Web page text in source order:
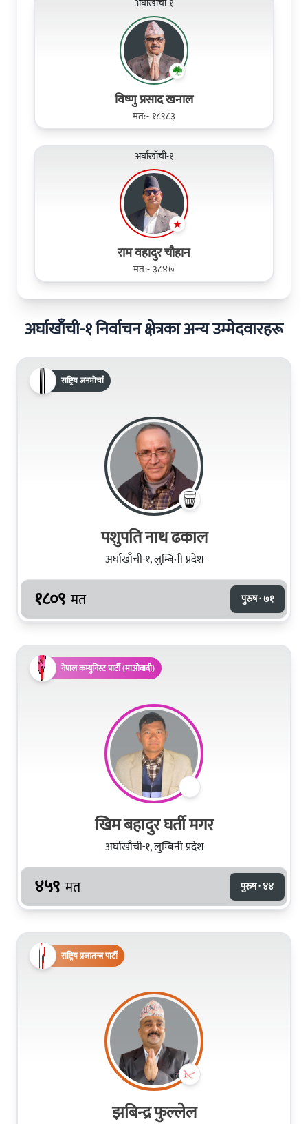
विष्णु प्रसाद खनाल
मत:- १८९८३
अर्घाखाँची-१
राम वहादुर चौहान
मत:- ३८४७
अर्घाखाँची-१ निर्वाचन क्षेत्रका अन्य उम्मेदवारहरू
राष्ट्रिय जनमोर्चा
पशुपति नाथ ढकाल
अर्घाखाँची-१, लुम्बिनी प्रदेश
१८०९ मत पुरुष · ७१
नेपाल कम्युनिस्ट पार्टी (माओवादी)
खिम बहादुर घर्ती मगर
अर्घाखाँची-१, लुम्बिनी प्रदेश
४५९ मत पुरुष · ४४
राष्ट्रिय प्रजातन्त्र पार्टी
झबिन्द्र फुल्लेल